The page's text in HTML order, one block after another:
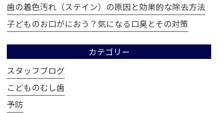
歯の着色汚れ（ステイン）の原因と効果的な除去方法
子どものお口がにおう？気になる口臭とその対策
カテゴリー
スタッフブログ
こどものむし歯
予防